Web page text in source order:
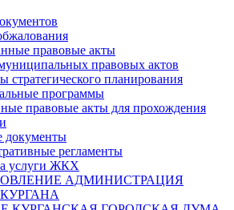
правовые акты
правовых актов
стратегического планирования
программы
правовые акты для прохождения
документы
регламенты
услуги ЖКХ
АДМИНИСТРАЦИЯ